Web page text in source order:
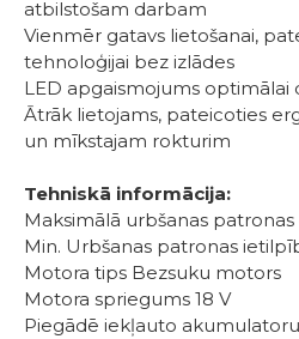
atbilstošam darbam
Vienmēr gatavs lietošanai,
tehnoloģijai bez izlādes
LED apgaismojums optimālai
Ātrāk lietojams, pateicoties
un mīkstajam rokturim
Tehniskā informācija:
Maksimālā urbšanas
Min. Urbšanas patronas
Motora tips Bezsuku motors
Motora spriegums 18 V
Piegādē iekļauto